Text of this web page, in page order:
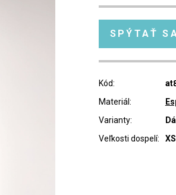
SPÝTAŤ
Kód:
Materiál:
Varianty:
Veľkosti dospelí: